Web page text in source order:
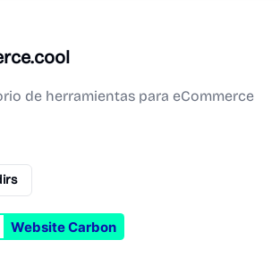
de herramientas para eCommerce
Website Carbon